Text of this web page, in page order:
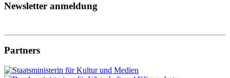
Newsletter anmeldung
Partners